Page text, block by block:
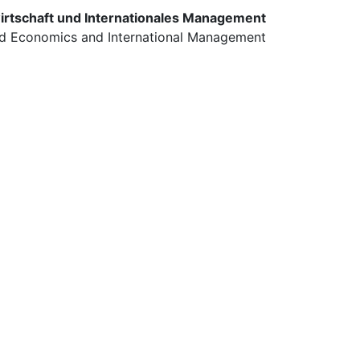
und Internationales Management
Economics and International Management